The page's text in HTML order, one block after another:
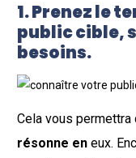
1. Prenez le
public cible,
besoins.
Cela vous permettra
résonne en eux.